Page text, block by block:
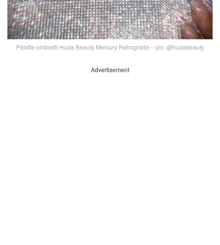
Palette ombretti Huda Beauty Mercury Retrograde – pic: @hudabeauty
Advertisement